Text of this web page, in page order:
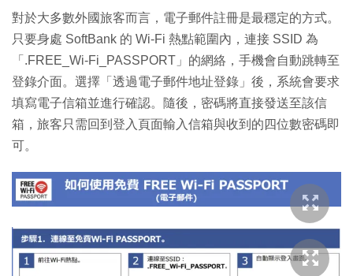
對於大多數外國旅客而言，電子郵件註冊是最穩定的方式。
只要身處 SoftBank 的 Wi-Fi 熱點範圍內，連接 SSID 為
「.FREE_Wi-Fi_PASSPORT」的網絡，手機會自動跳轉至
登錄介面。選擇「透過電子郵件地址登錄」後，系統會要求
填寫電子信箱並進行確認。隨後，密碼將直接發送至該信
箱，旅客只需回到登入頁面輸入信箱與收到的四位數密碼即
可。